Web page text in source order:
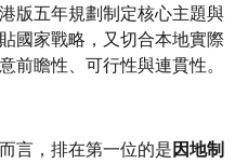
版五年規劃制定核心主題與
國家戰略，又切合本地實際
前瞻性、可行性與連貫性。
言，排在第一位的是 因地制